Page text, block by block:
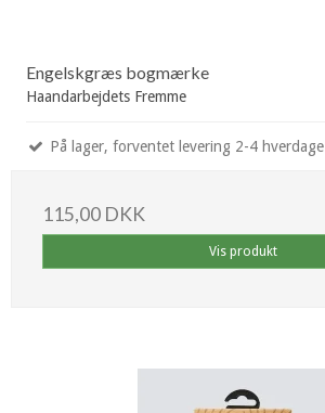
Engelskgræs bogmærke
Haandarbejdets Fremme
På lager, forventet levering 2-4 hverdage
115,00 DKK
Vis produkt